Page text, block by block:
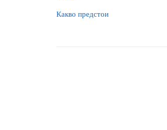
Какво предстои